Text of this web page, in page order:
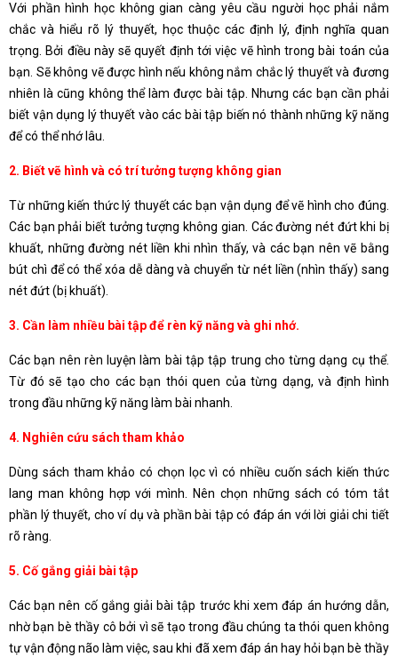
Với phần hình học không gian càng yêu cầu người học phải nắm
chắc và hiểu rõ lý thuyết, học thuộc các định lý, định nghĩa quan
trọng. Bởi điều này sẽ quyết định tới việc vẽ hình trong bài toán của
bạn. Sẽ không vẽ được hình nếu không nắm chắc lý thuyết và đương
nhiên là cũng không thể làm được bài tập. Nhưng các bạn cần phải
biết vận dụng lý thuyết vào các bài tập biến nó thành những kỹ năng
để có thể nhớ lâu.
2. Biết vẽ hình và có trí tưởng tượng không gian
Từ những kiến thức lý thuyết các bạn vận dụng để vẽ hình cho đúng.
Các bạn phải biết tưởng tượng không gian. Các đường nét đứt khi bị
khuất, những đường nét liền khi nhìn thấy, và các bạn nên vẽ bằng
bút chì để có thể xóa dễ dàng và chuyển từ nét liền (nhìn thấy) sang
nét đứt (bị khuất).
3. Cần làm nhiều bài tập để rèn kỹ năng và ghi nhớ.
Các bạn nên rèn luyện làm bài tập tập trung cho từng dạng cụ thể.
Từ đó sẽ tạo cho các bạn thói quen của từng dạng, và định hình
trong đầu những kỹ năng làm bài nhanh.
4. Nghiên cứu sách tham khảo
Dùng sách tham khảo có chọn lọc vì có nhiều cuốn sách kiến thức
lang man không hợp với mình. Nên chọn những sách có tóm tắt
phần lý thuyết, cho ví dụ và phần bài tập có đáp án với lời giải chi tiết
rõ ràng.
5. Cố gắng giải bài tập
Các bạn nên cố gắng giải bài tập trước khi xem đáp án hướng dẫn,
nhờ bạn bè thầy cô bởi vì sẽ tạo trong đầu chúng ta thói quen không
tự vận động não làm việc, sau khi đã xem đáp án hay hỏi bạn bè thầy